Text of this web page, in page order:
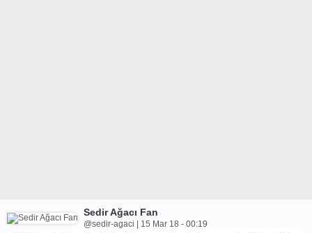
Sedir Ağacı Fan
@sedir-agaci | 15 Mar 18 - 00:19